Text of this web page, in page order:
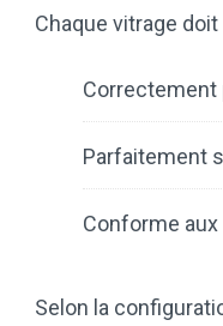
Chaque vitrage doit
Correctement
Parfaitement
Conforme
Selon la